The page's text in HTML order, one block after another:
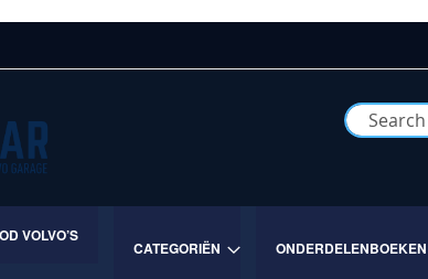
Buscar
VOLVO’S
CATEGORIËN ONDERDELENBOEKEN